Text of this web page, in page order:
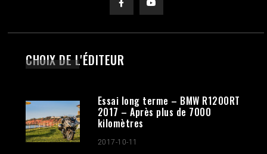
CHOIX DE L'ÉDITEUR
Essai long terme – BMW R1200RT
2017 – Après plus de 7000
kilomètres
2017-10-11